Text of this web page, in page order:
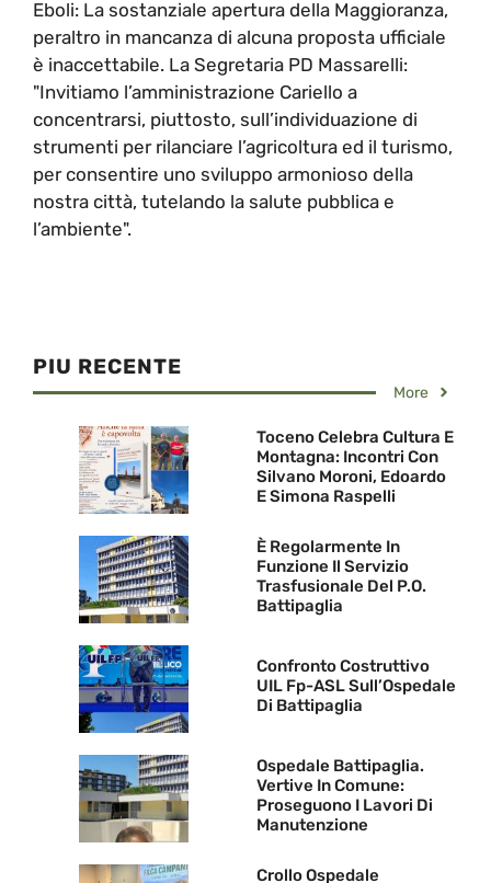
Eboli: La sostanziale apertura della Maggioranza,
peraltro in mancanza di alcuna proposta ufficiale
è inaccettabile. La Segretaria PD Massarelli:
"Invitiamo l’amministrazione Cariello a
concentrarsi, piuttosto, sull’individuazione di
strumenti per rilanciare l’agricoltura ed il turismo,
per consentire uno sviluppo armonioso della
nostra città, tutelando la salute pubblica e
l’ambiente".
PIU RECENTE
More
Toceno Celebra Cultura E
Montagna: Incontri Con
Silvano Moroni, Edoardo
E Simona Raspelli
È Regolarmente In
Funzione Il Servizio
Trasfusionale Del P.O.
Battipaglia
Confronto Costruttivo
UIL Fp-ASL Sull’Ospedale
Di Battipaglia
Ospedale Battipaglia.
Vertive In Comune:
Proseguono I Lavori Di
Manutenzione
Crollo Ospedale